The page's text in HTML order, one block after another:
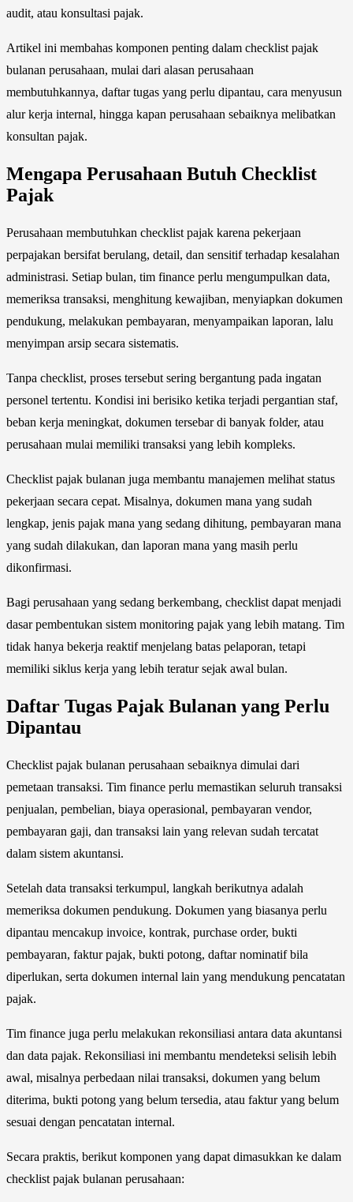
audit, atau konsultasi pajak.
Artikel ini membahas komponen penting dalam checklist pajak
bulanan perusahaan, mulai dari alasan perusahaan
membutuhkannya, daftar tugas yang perlu dipantau, cara menyusun
alur kerja internal, hingga kapan perusahaan sebaiknya melibatkan
konsultan pajak.
Mengapa Perusahaan Butuh Checklist
Pajak
Perusahaan membutuhkan checklist pajak karena pekerjaan
perpajakan bersifat berulang, detail, dan sensitif terhadap kesalahan
administrasi. Setiap bulan, tim finance perlu mengumpulkan data,
memeriksa transaksi, menghitung kewajiban, menyiapkan dokumen
pendukung, melakukan pembayaran, menyampaikan laporan, lalu
menyimpan arsip secara sistematis.
Tanpa checklist, proses tersebut sering bergantung pada ingatan
personel tertentu. Kondisi ini berisiko ketika terjadi pergantian staf,
beban kerja meningkat, dokumen tersebar di banyak folder, atau
perusahaan mulai memiliki transaksi yang lebih kompleks.
Checklist pajak bulanan juga membantu manajemen melihat status
pekerjaan secara cepat. Misalnya, dokumen mana yang sudah
lengkap, jenis pajak mana yang sedang dihitung, pembayaran mana
yang sudah dilakukan, dan laporan mana yang masih perlu
dikonfirmasi.
Bagi perusahaan yang sedang berkembang, checklist dapat menjadi
dasar pembentukan sistem monitoring pajak yang lebih matang. Tim
tidak hanya bekerja reaktif menjelang batas pelaporan, tetapi
memiliki siklus kerja yang lebih teratur sejak awal bulan.
Daftar Tugas Pajak Bulanan yang Perlu
Dipantau
Checklist pajak bulanan perusahaan sebaiknya dimulai dari
pemetaan transaksi. Tim finance perlu memastikan seluruh transaksi
penjualan, pembelian, biaya operasional, pembayaran vendor,
pembayaran gaji, dan transaksi lain yang relevan sudah tercatat
dalam sistem akuntansi.
Setelah data transaksi terkumpul, langkah berikutnya adalah
memeriksa dokumen pendukung. Dokumen yang biasanya perlu
dipantau mencakup invoice, kontrak, purchase order, bukti
pembayaran, faktur pajak, bukti potong, daftar nominatif bila
diperlukan, serta dokumen internal lain yang mendukung pencatatan
pajak.
Tim finance juga perlu melakukan rekonsiliasi antara data akuntansi
dan data pajak. Rekonsiliasi ini membantu mendeteksi selisih lebih
awal, misalnya perbedaan nilai transaksi, dokumen yang belum
diterima, bukti potong yang belum tersedia, atau faktur yang belum
sesuai dengan pencatatan internal.
Secara praktis, berikut komponen yang dapat dimasukkan ke dalam
checklist pajak bulanan perusahaan: